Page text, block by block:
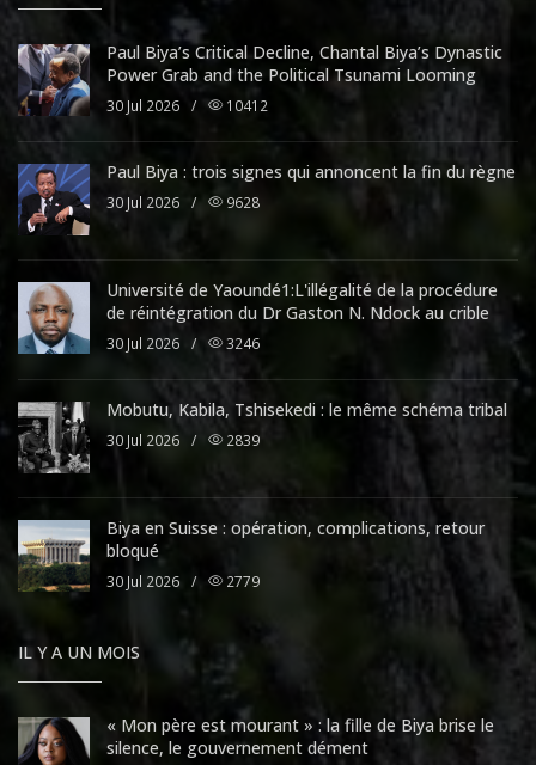
Paul Biya’s Critical Decline, Chantal Biya’s Dynastic
Power Grab and the Political Tsunami Looming
30 Jul 2026 / 10412
Paul Biya : trois signes qui annoncent la fin du règne
30 Jul 2026 / 9628
Université de Yaoundé1:L'illégalité de la procédure
de réintégration du Dr Gaston N. Ndock au crible
30 Jul 2026 / 3246
Mobutu, Kabila, Tshisekedi : le même schéma tribal
30 Jul 2026 / 2839
Biya en Suisse : opération, complications, retour
bloqué
30 Jul 2026 / 2779
IL Y A UN MOIS
« Mon père est mourant » : la fille de Biya brise le
silence, le gouvernement dément